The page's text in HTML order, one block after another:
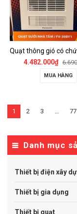
4.482.000₫
MUA HÀNG
1 2 3 ... 77
Danh mục
Thiết bị điện xây
Thiết bị gia dụng
Thiết bị quạt